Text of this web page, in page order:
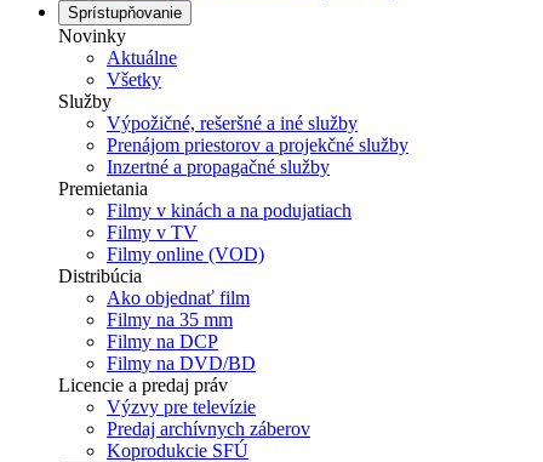
Sprístupňovanie
Novinky
Aktuálne
Všetky
Služby
Výpožičné, rešeršné a iné služby
Prenájom priestorov a projekčné služby
Inzertné a propagačné služby
Premietania
Filmy v kinách a na podujatiach
Filmy v TV
Filmy online (VOD)
Distribúcia
Ako objednať film
Filmy na 35 mm
Filmy na DCP
Filmy na DVD/BD
Licencie a predaj práv
Výzvy pre televízie
Predaj archívnych záberov
Koprodukcie SFÚ